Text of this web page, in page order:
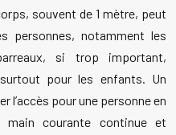
souvent de 1 mètre, peut
personnes, notamment les
si trop important,
pour les enfants. Un
l’accès pour une personne en
main courante continue et